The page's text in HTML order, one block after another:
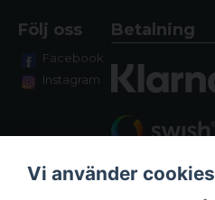
Följ oss
Facebook
Instagram
Betalning
Vi använder cookies